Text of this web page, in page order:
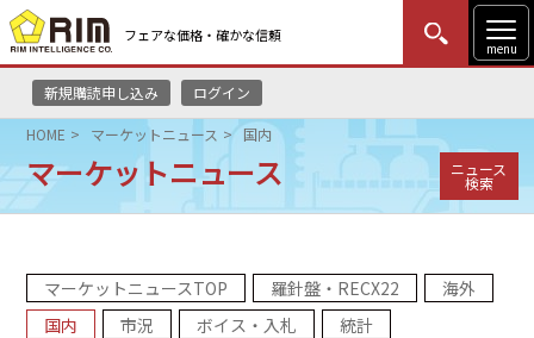
フェアな価格・確かな信頼
menu
新規購読申し込み ログイン
MENU
はじめての方
HOME
リムレポート
HOME マーケットニュース 国内
マーケットニュース ニュース
検索
マーケットニュースTOP 羅針盤・RECX22
海外
国内
市況 ボイス・入札
統計